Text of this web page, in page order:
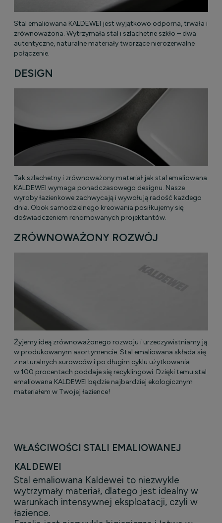
Stal emaliowana KALDEWEI jest wyjątkowo odporna, trwała i
zrównoważona. Wytrzymała stal i szlachetne szkło – dwa
autentyczne, naturalne materiały tworzące nierozerwalne
połączenie.
DESIGN
Tak szlachetny i zrównoważony materiał jak stal emaliowana
KALDEWEI wymaga ponadczasowego designu. Nasze
wyroby łazienkowe zachwycają i wywołują radość każdego
dnia. Obok samodzielnego kreowania posiłkujemy się
doświadczeniem renomowanych projektantów.
ZRÓWNOWAŻONY ROZWÓJ
Żyjemy ideą zrównoważonego rozwoju i urzeczywistniamy ją
w produkowanym asortymencie. Stal emaliowana składa się
z naturalnych surowców i po długim cyklu użytkowania
w 100 procentach poddaje się recyklingowi. Dzięki temu stal
emaliowana KALDEWEI będzie najbardziej ekologicznym
materiałem w Twojej łazience!
WŁAŚCIWOŚCI STALI EMALIOWANEJ
KALDEWEI
Stal emaliowana Kaldewei to niezwykle
wytrzymały materiał, dlatego jest idealny w
warunkach intensywnej eksploatacji, czyli w
łazience.